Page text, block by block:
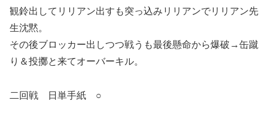
観鈴出してリリアン出すも突っ込みリリアンでリリアン先
生沈黙。
その後ブロッカー出しつつ戦うも最後懸命から爆破→缶蹴
り＆投擲と来てオーバーキル。
二回戦 日単手紙 ○